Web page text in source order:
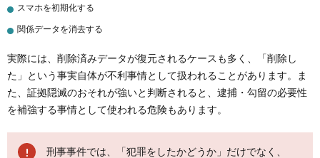
スマホを初期化する
関係データを消去する
実際には、削除済みデータが復元されるケースも多く、「削除し
た」という事実自体が不利事情として扱われることがあります。ま
た、証拠隠滅のおそれが強いと判断されると、逮捕・勾留の必要性
を補強する事情として使われる危険もあります。
刑事事件では、「犯罪をしたかどうか」だけでなく、